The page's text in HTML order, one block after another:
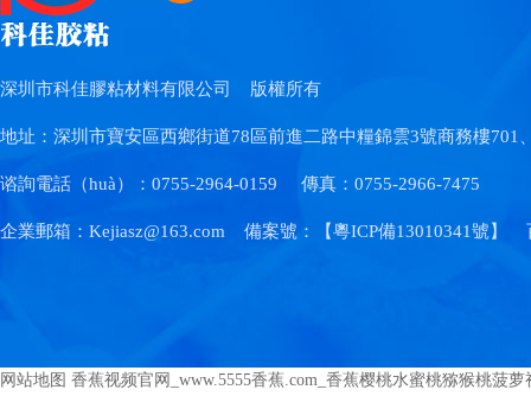
深圳市科佳膠粘材料有限公司 版權所有
地址：深圳市寶安區西鄉街道78區前進二路中糧錦雲3號商務樓701
谘詢電話（huà）：0755-2964-0159 傳真：0755-2966-7475
企業郵箱：Kejiasz@163.com 備案號：【粵ICP備13010341號 】
网站地图 香蕉视频官网_www.5555香蕉.com_香蕉樱桃水蜜桃猕猴桃菠